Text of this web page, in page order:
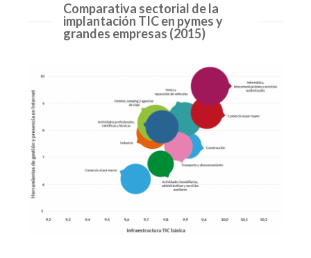
Comparativa sectorial de la
implantación TIC en pymes y
grandes empresas (2015)